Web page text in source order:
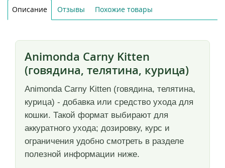
Описание Отзывы Похожие товары
Animonda Carny Kitten
(говядина, телятина, курица)
Animonda Carny Kitten (говядина, телятина,
курица) - добавка или средство ухода для
кошки. Такой формат выбирают для
аккуратного ухода; дозировку, курс и
ограничения удобно смотреть в разделе
полезной информации ниже.